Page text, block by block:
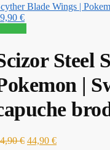
Blade Wings |
€
Steel
|
€ Le
44,90 €Le